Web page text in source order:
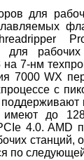
для
для
на 7-нм
7000 WX
с
имеют до
4.0. AMD
станций,
по